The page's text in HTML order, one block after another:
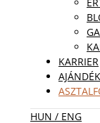
KARRIER
HUN / ENG